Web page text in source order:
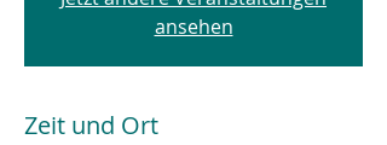
ansehen
Zeit und Ort